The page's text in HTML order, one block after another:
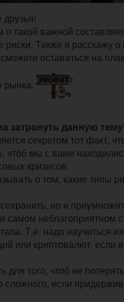
друзья!
такой важной
риски. Также я
оставаться на
рынка.
затронуть данную
секретом тот факт,
чтоб мы с вами
кризисов.
о том, какие типы
но и
самом неблагоприятном
Т.е. надо научиться
или криптовалют, если
для того, чтоб не
сложного, если